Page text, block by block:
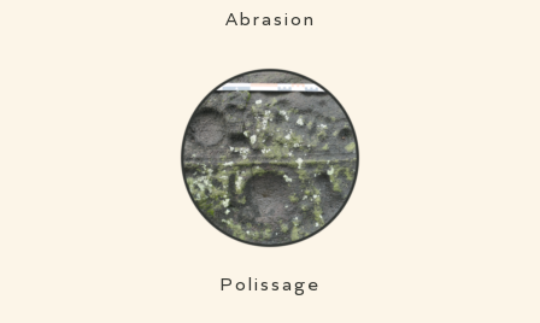
Abrasion
Polissage